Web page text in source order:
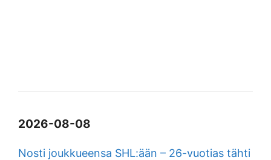
2026-08-08
Nosti joukkueensa SHL:ään – 26-vuotias tähti